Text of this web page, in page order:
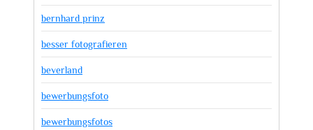
bernhard prinz
besser fotografieren
beverland
bewerbungsfoto
bewerbungsfotos